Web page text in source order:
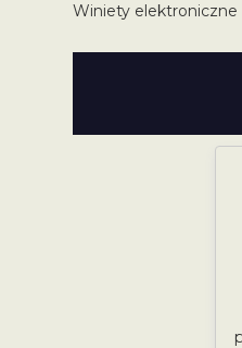
Winiety elektroniczne